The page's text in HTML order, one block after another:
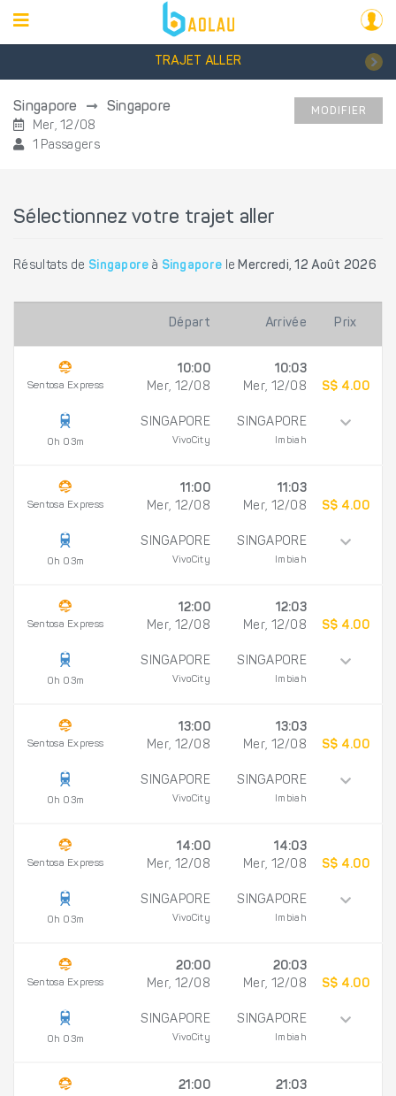
TRAJET ALLER
Singapore Singapore
Mer, 12/08
1 Passagers
MODIFIER
Sélectionnez votre trajet aller
Résultats de Singapore à Singapore leMercredi, 12 Août 2026
Départ Arrivée Prix
Sentosa Express
0h 03m
10:00
Mer, 12/08
SINGAPORE
VivoCity
10:03
Mer, 12/08
SINGAPORE
Imbiah
S$ 4.00
Sentosa Express
0h 03m
11:00
Mer, 12/08
SINGAPORE
VivoCity
11:03
Mer, 12/08
SINGAPORE
Imbiah
S$ 4.00
Sentosa Express
0h 03m
12:00
Mer, 12/08
SINGAPORE
VivoCity
12:03
Mer, 12/08
SINGAPORE
Imbiah
S$ 4.00
Sentosa Express
0h 03m
13:00
Mer, 12/08
SINGAPORE
VivoCity
13:03
Mer, 12/08
SINGAPORE
Imbiah
S$ 4.00
Sentosa Express
0h 03m
14:00
Mer, 12/08
SINGAPORE
VivoCity
14:03
Mer, 12/08
SINGAPORE
Imbiah
S$ 4.00
Sentosa Express
0h 03m
20:00
Mer, 12/08
SINGAPORE
VivoCity
20:03
Mer, 12/08
SINGAPORE
Imbiah
S$ 4.00
21:00
21:03